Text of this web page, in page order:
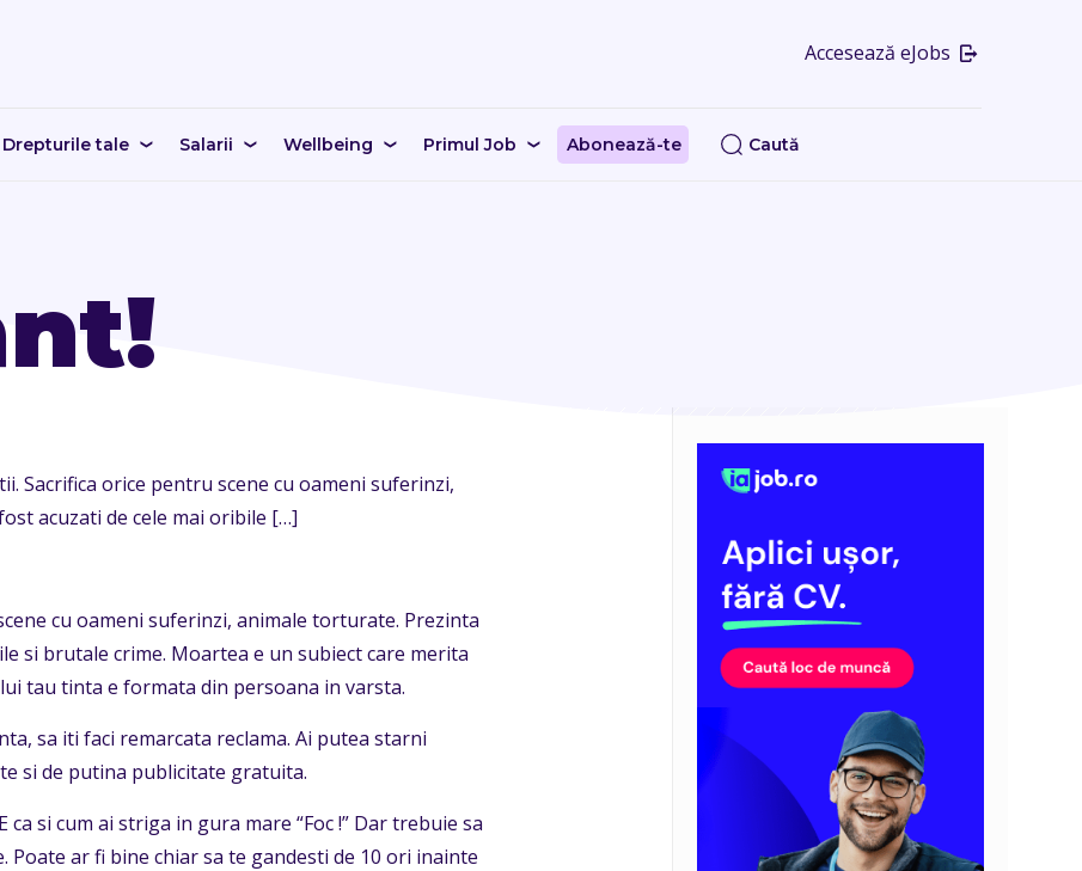
Accesează eJobs
Drepturile tale Salarii Wellbeing Primul Job Abonează-te Caută
Sacrifica orice pentru scene cu oameni suferinzi,
acuzati de cele mai oribile […]
cu oameni suferinzi, animale torturate. Prezinta
si brutale crime. Moartea e un subiect care merita
tau tinta e formata din persoana in varsta.
sa iti faci remarcata reclama. Ai putea starni
si de putina publicitate gratuita.
ca si cum ai striga in gura mare “Foc !” Dar trebuie sa
ar fi bine chiar sa te gandesti de 10 ori inainte